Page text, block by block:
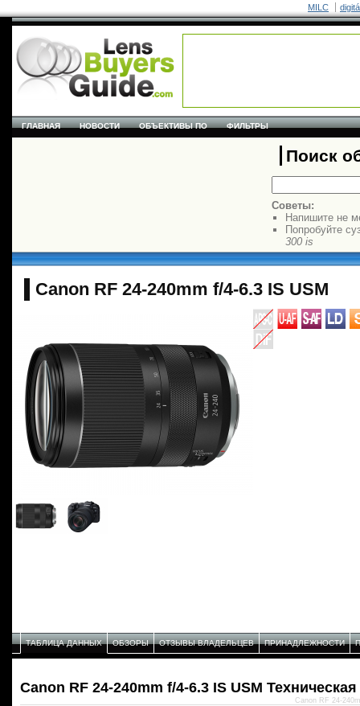
MILC
ГЛАВНАЯ НОВОСТИ ОБЪЕКТИВЫ ПО ФИЛЬТРЫ
Поиск
Советы:
Напишите не
Попробуйте
300 is
Canon RF 24-240mm f/4-6.3 IS USM
ТАБЛИЦА ДАННЫХ ОБЗОРЫ ОТЗЫВЫ ВЛАДЕЛЬЦЕВ ПРИНАДЛЕЖНОСТИ
Canon RF 24-240mm f/4-6.3 IS USM
Canon RF 24-